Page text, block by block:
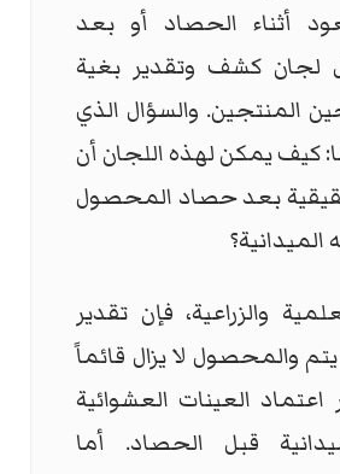
أثناء الحصاد أو بعد
لجان كشف وتقدير بغية
المنتجين. والسؤال الذي
كيف يمكن لهذه اللجان أن
بعد حصاد المحصول
والزراعية، فإن تقدير
والمحصول لا يزال قائماً
العينات العشوائية
قبل الحصاد. أما